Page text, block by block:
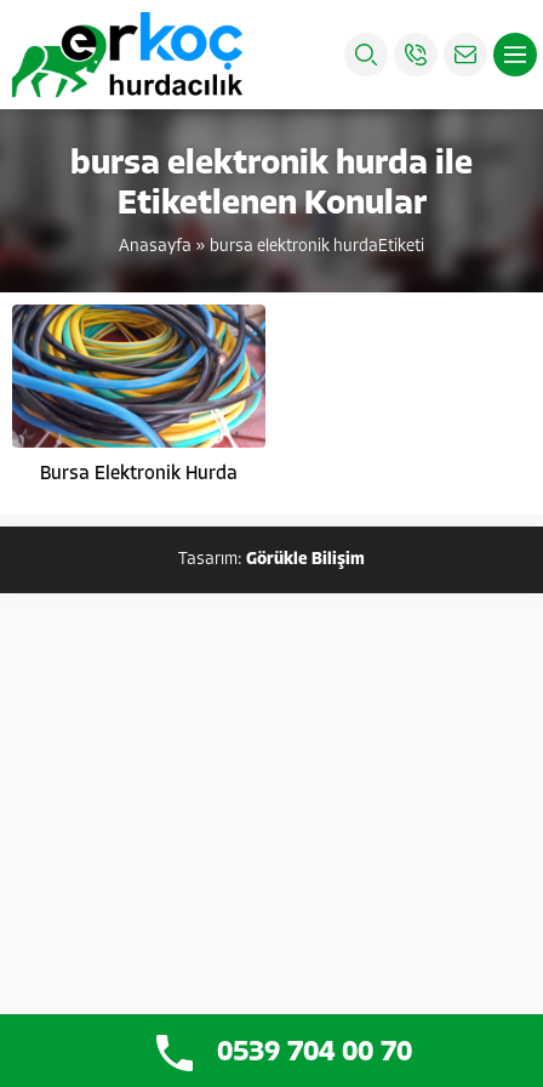
bursa elektronik hurda ile
Etiketlenen Konular
Anasayfa »bursa elektronik hurdaEtiketi
Bursa Elektronik Hurda
Tasarım: Görükle Bilişim
0539 704 00 70